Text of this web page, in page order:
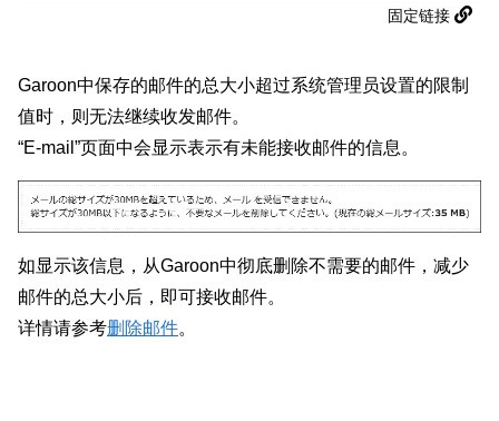
固定链接
Garoon中保存的邮件的总大小超过系统管理员设置的限制
值时，则无法继续收发邮件。
“E-mail”页面中会显示表示有未能接收邮件的信息。
如显示该信息，从Garoon中彻底删除不需要的邮件，减少
邮件的总大小后，即可接收邮件。
详情请参考删除邮件。